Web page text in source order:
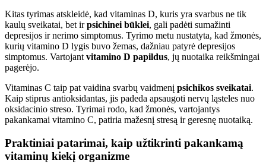
Kitas tyrimas atskleidė, kad vitaminas D, kuris yra svarbus ne tik
kaulų sveikatai, bet irpsichinei būklei, gali padėti sumažinti
depresijos ir nerimo simptomus. Tyrimo metu nustatyta, kad žmonės,
kurių vitamino D lygis buvo žemas, dažniau patyrė depresijos
simptomus. Vartojant vitamino D papildus, jų nuotaika reikšmingai
pagerėjo.
Vitaminas C taip pat vaidina svarbų vaidmenį psichikos sveikatai.
Kaip stiprus antioksidantas, jis padeda apsaugoti nervų ląsteles nuo
oksidacinio streso. Tyrimai rodo, kad žmonės, vartojantys
pakankamai vitamino C, patiria mažesnį stresą ir geresnę nuotaiką.
Praktiniai patarimai, kaip užtikrinti pakankamą
vitaminų kiekį organizme